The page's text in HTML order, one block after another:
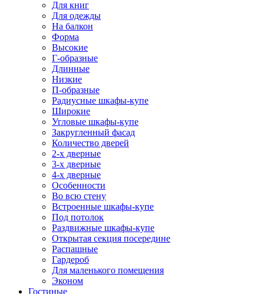
Для книг
Для одежды
На балкон
Форма
Высокие
Г-образные
Длинные
Низкие
П-образные
Радиусные шкафы-купе
Широкие
Угловые шкафы-купе
Закругленный фасад
Количество дверей
2-х дверные
3-х дверные
4-х дверные
Особенности
Во всю стену
Встроенные шкафы-купе
Под потолок
Раздвижные шкафы-купе
Открытая секция посередине
Распашные
Гардероб
Для маленького помещения
Эконом
Гостиные